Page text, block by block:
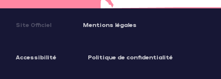
Site Officiel Mentions légales
Accessibilité Politique de confidentialité